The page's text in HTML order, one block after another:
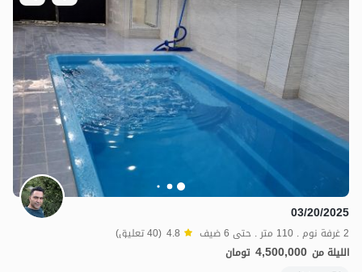
03/20/2025
2 غرفة نوم . 110 متر . حتى 6 ضيف 4.8 (40 تعليق)
الليلة من 4,500,000 تومان